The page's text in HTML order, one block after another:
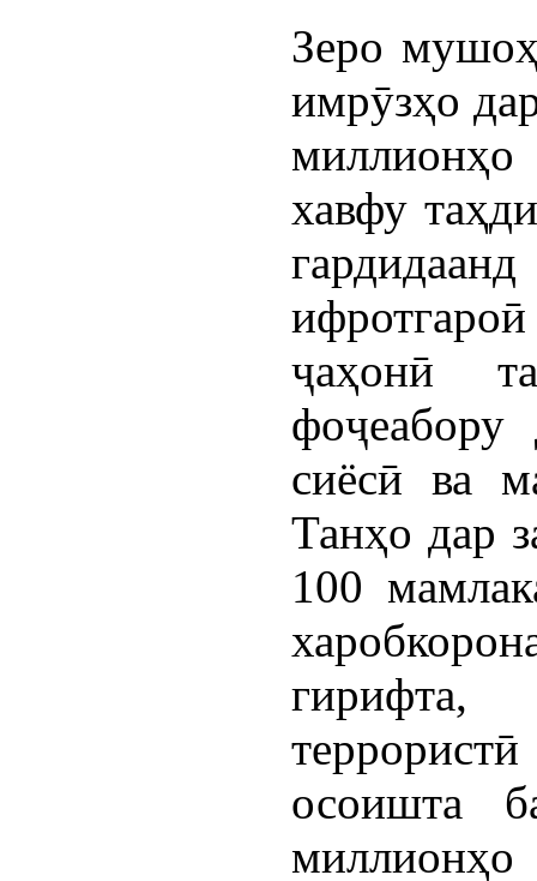
Зеро
имрӯзҳо
миллионҳо
хавфу
ҷаҳонӣ
фоҷеабору
сиёсӣ ва
Танҳо дар
100
осоишта